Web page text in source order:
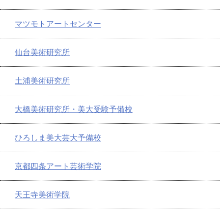
マツモトアートセンター
仙台美術研究所
土浦美術研究所
大橋美術研究所・美大受験予備校
ひろしま美大芸大予備校
京都四条アート芸術学院
天王寺美術学院